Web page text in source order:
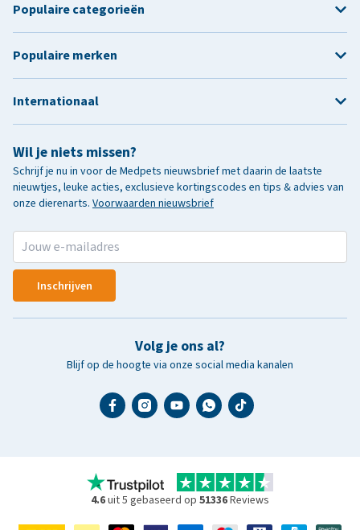
Wil je niets missen?
Schrijf je nu in voor de Medpets nieuwsbrief met daarin de laatste
nieuwtjes, leuke acties, exclusieve kortingscodes en tips & advies van
onze dierenarts. Voorwaarden nieuwsbrief
Inschrijven
Volg je ons al?
Blijf op de hoogte via onze social media kanalen
Populaire categorieën
Populaire merken
Internationaal
4.6uit 5 gebaseerd op 51336Reviews